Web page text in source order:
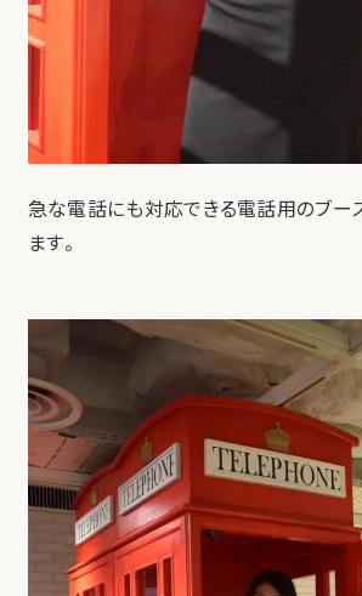
急な電話にも対応できる電話用のブー
ます。